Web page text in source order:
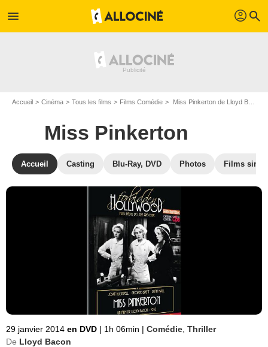
menu profil search
Accueil Cinéma Tous les films Films Comédie Miss Pinkerton de Lloyd Bacon
Miss Pinkerton
Accueil Casting Blu-Ray, DVD Photos Films
29 janvier 2014 en DVD | 1h 06min | Comédie Thriller
De Lloyd Bacon